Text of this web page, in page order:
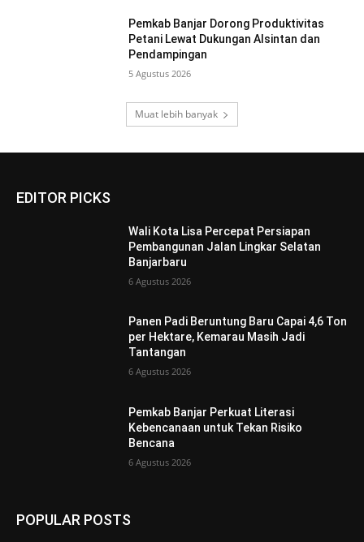
Pemkab Banjar Dorong Produktivitas
Petani Lewat Dukungan Alsintan dan
Pendampingan
5 Agustus 2026
Muat lebih banyak
EDITOR PICKS
Wali Kota Lisa Percepat Persiapan
Pembangunan Jalan Lingkar Selatan
Banjarbaru
6 Agustus 2026
Panen Padi Beruntung Baru Capai 4,6 Ton
per Hektare, Kemarau Masih Jadi
Tantangan
6 Agustus 2026
Pemkab Banjar Perkuat Literasi
Kebencanaan untuk Tekan Risiko
Bencana
6 Agustus 2026
POPULAR POSTS